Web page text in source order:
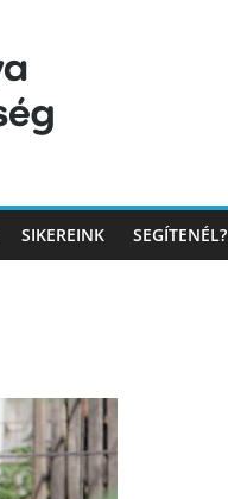
SIKEREINK SEGÍTENÉL?